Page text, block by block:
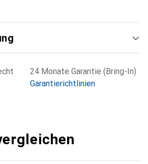
24 Monate Garantie (Bring-In)
Garantierichtlinien